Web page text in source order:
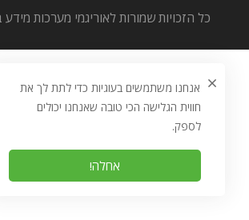
כל הזכויות שמורות לאוריגמי מערכות מידע
אנחנו משתמשים בעוגיות כדי לתת לך את
חווית הגלישה הכי טובה שאנחנו יכולים
לספק.
אחלה!